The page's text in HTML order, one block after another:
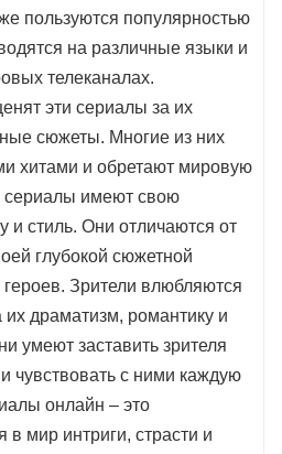
пользуются популярностью
на различные языки и
телеканалах.
эти сериалы за их
сюжеты. Многие из них
хитами и обретают мировую
сериалы имеют свою
и стиль. Они отличаются от
глубокой сюжетной
Зрители влюбляются
их драматизм, романтику и
умеют заставить зрителя
чувствовать с ними каждую
онлайн – это
в мир интриги, страсти и